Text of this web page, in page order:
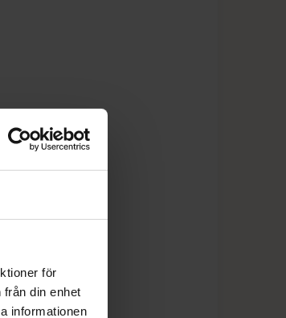
för
din enhet
informationen